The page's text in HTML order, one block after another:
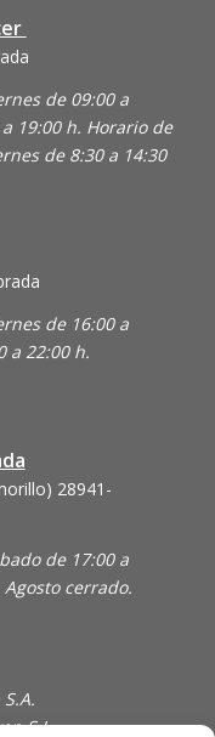
de 09:00 a
19:00 h. Horario de
de 8:30 a 14:30
de 16:00 a
a 22:00 h.
28941-
de 17:00 a
cerrado.
S.L.